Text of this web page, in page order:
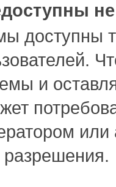
доступны
и
разрешения.